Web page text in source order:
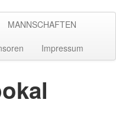
MANNSCHAFTEN
Impressum